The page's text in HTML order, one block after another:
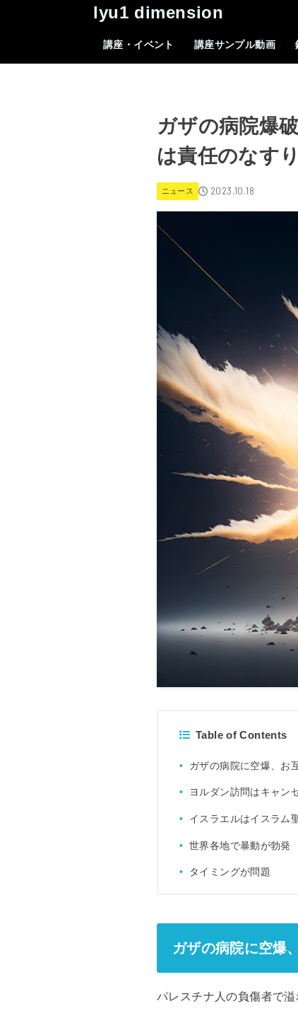
lyu1 dimension
講座・イベント 講座サンプル動画
ガザの病院爆
は責任のなす
ニュース 2023.10.18
Table of Contents
ガザの病院に空爆、お
ヨルダン訪問はキャン
イスラエルはイスラム
世界各地で暴動が勃発
タイミングが問題
ガザの病院に空爆
パレスチナ人の負傷者で